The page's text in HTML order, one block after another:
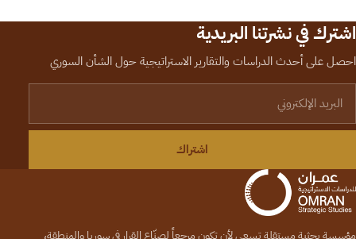
اشترك في نشرتنا البريدية
احصل على أحدث الدراسات والتقارير الاستراتيجية حول الشأن السوري
اشتراك
مؤسسة بحثية مستقلة تسعى لأن تكون مرجعاً لصنّاع القرار في سوريا والمنطقة،